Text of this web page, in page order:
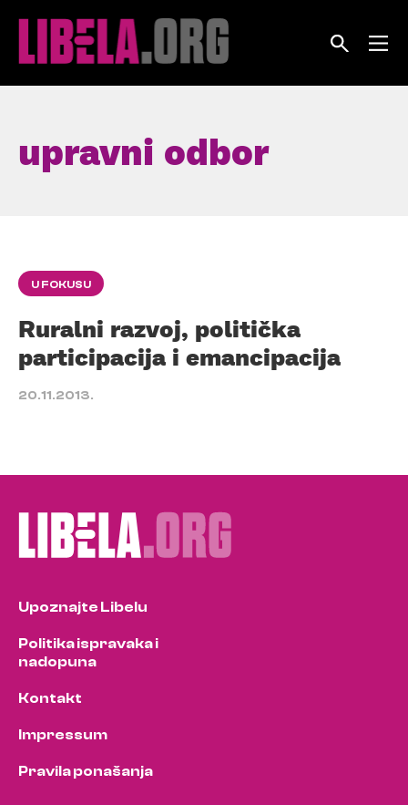
upravni odbor
U FOKUSU
Ruralni razvoj, politička
participacija i emancipacija
20.11.2013.
Upoznajte Libelu
Politika ispravaka i
nadopuna
Kontakt
Impressum
Pravila ponašanja